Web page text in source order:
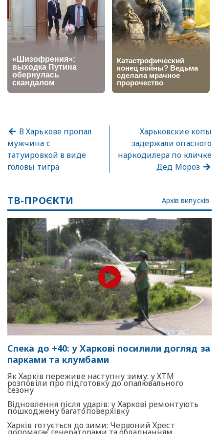
В Харькове пропал
мужчина с
татуировкой в виде
головы тигра
Харьковские копы
задержали опасного
наркодилера по кличке
Дед Мороз
ТВ-ПРОЄКТИ Архів випусків
Спека до +40: у Харкові посилили догляд за
парками та клумбами
Як Харків переживе наступну зиму: у ХТМ
розповіли про підготовку до опалювального
сезону
Відновлення після ударів: у Харкові ремонтують
пошкоджену багатоповерхівку
Харків готується до зими: Червоний Хрест